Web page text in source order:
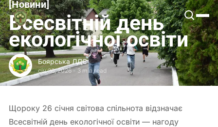
[Новини[
Всесвітній день
екологічної освіти
Боярська ЛДС
січ 26, 2026- 3 min read
Щороку 26 січня світова спільнота відзначає
Всесвітній день екологічної освіти — нагоду